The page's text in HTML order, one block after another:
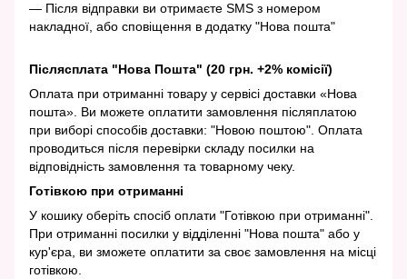
— Після відправки ви отримаєте SMS з номером
накладної, або сповіщення в додатку "Нова пошта"
Післясплата "Нова Пошта" (20 грн. +2% комісії)
Оплата при отриманні товару у сервісі доставки «Нова
пошта». Ви можете оплатити замовлення післяплатою
при виборі способів доставки: "Новою поштою". Оплата
проводиться після перевірки складу посилки на
відповідність замовлення та товарному чеку.
Готівкою при отриманні
У кошику оберіть спосіб оплати "Готівкою при отриманні".
При отриманні посилки у відділенні "Нова пошта" або у
кур'єра, ви зможете оплатити за своє замовлення на місці
готівкою.